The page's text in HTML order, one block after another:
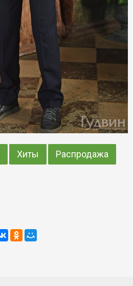
Хиты Распродажа